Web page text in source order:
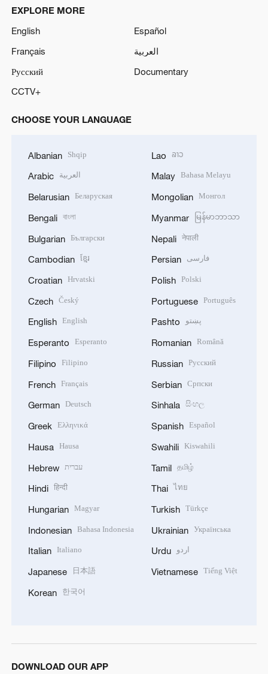
EXPLORE MORE
English
Español
Français
العربية
Русский
Documentary
CCTV+
CHOOSE YOUR LANGUAGE
Albanian Shqip
Arabic العربية
Belarusian Беларуская
Bengali বাংলা
Bulgarian Български
Cambodian ខ្មែរ
Croatian Hrvatski
Czech Český
English English
Esperanto Esperanto
Filipino Filipino
French Français
German Deutsch
Greek Ελληνικά
Hausa Hausa
Hebrew עברית
Hindi हिन्दी
Hungarian Magyar
Indonesian Bahasa Indonesia
Italian Italiano
Japanese 日本語
Korean 한국어
Lao ລາວ
Malay Bahasa Melayu
Mongolian Монгол
Myanmar မြန်မာဘာသာ
Nepali नेपाली
Persian فارسی
Polish Polski
Portuguese Português
Pashto پښتو
Romanian Română
Russian Русский
Serbian Српски
Sinhala සිංහල
Spanish Español
Swahili Kiswahili
Tamil தமிழ்
Thai ไทย
Turkish Türkçe
Ukrainian Українська
Urdu اردو
Vietnamese Tiếng Việt
DOWNLOAD OUR APP